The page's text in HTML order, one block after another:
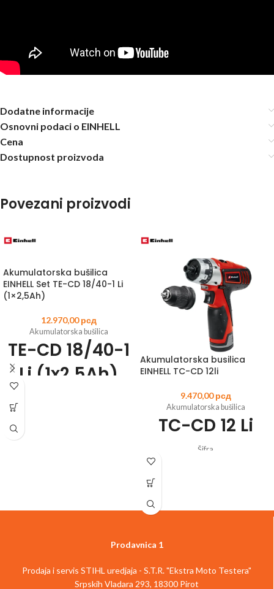
Dodatne informacije
Osnovni podaci o EINHELL
Cena
Dostupnost proizvoda
Povezani proizvodi
Akumulatorska bušilica
EINHELL Set TE-CD 18/40-1 Li
(1×2,5Ah)
12.970,00рсд
Akumulatorska bušilica
TE-CD 18/40-1
Li (1x2,5Ah)
artikla:
Zupčanik sa 2 brzine za snažno bušenje
samopražnjenja
Izuzetno laka za rad zahvaljujući
površini za držanje
Dolazi sa jednom 2,5 Ah baterijom i
Akumulatorska busilica
EINHELL TC-CD 12li
9.470,00рсд
Akumulatorska bušilica
TC-CD 12 Li
Šifra
artikla:
Uklonjiva stezna glava za skraćivanje
alata i smanjenje težine
Robusni metalni prenosnici
Jednostruka brzostezna glava
Automatsko zaključavanje osovine
Prodavnica 1
Prodaja i servis STIHL uredjaja - S.T.R. "Ekstra Moto Testera"
Srpskih Vladara 293, 18300 Pirot